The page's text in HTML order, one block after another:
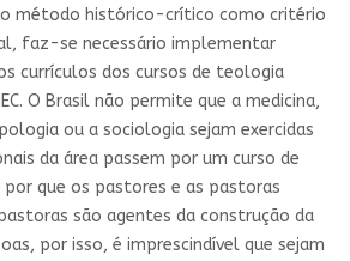
o método histórico-crítico como critério
faz-se necessário implementar
currículos dos cursos de teologia
O Brasil não permite que a medicina,
ou a sociologia sejam exercidas
da área passem por um curso de
que os pastores e as pastoras
são agentes da construção da
por isso, é imprescindível que sejam